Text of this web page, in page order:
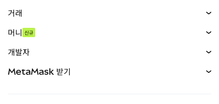
거래
무기한 선물
실물자산
머니 신규
개발자
MetaMask 받기